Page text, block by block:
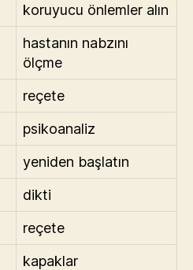
koruyucu önlemler alın
hastanın nabzını
ölçme
reçete
psikoanaliz
yeniden başlatın
dikti
reçete
kapaklar